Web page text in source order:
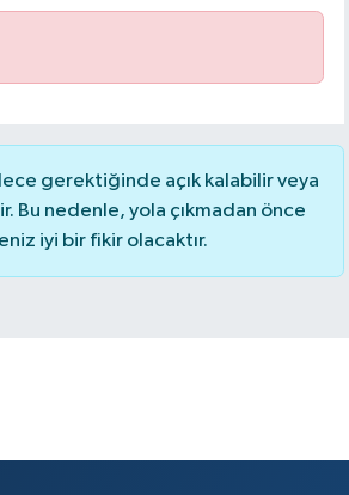
gerektiğinde açık kalabilir veya
nedenle, yola çıkmadan önce
iyi bir fikir olacaktır.